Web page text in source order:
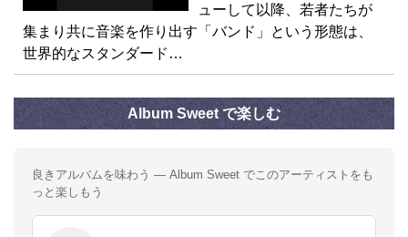
ューして以降、若者たちが
集まり共に音楽を作り出す「バンド」という形態は、
世界的なスタンダード…
Album Sweet で楽しむ
良きアルバムを味わう — Album Sweet でこのアーティストをも
っと楽しもう